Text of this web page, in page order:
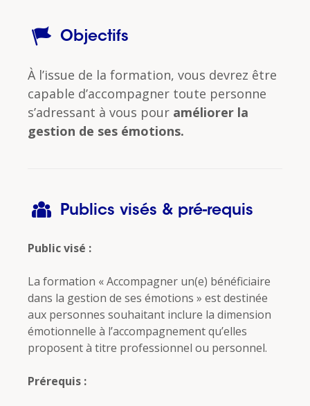
Objectifs
À l’issue de la formation, vous devrez être
capable d’accompagner toute personne
s’adressant à vous pour améliorer la
gestion de ses émotions.
Publics visés & pré-requis
Public visé :
La formation « Accompagner un(e) bénéficiaire
dans la gestion de ses émotions » est destinée
aux personnes souhaitant inclure la dimension
émotionnelle à l’accompagnement qu’elles
proposent à titre professionnel ou personnel.
Prérequis :